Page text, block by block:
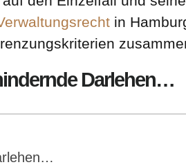
in
Darlehen…